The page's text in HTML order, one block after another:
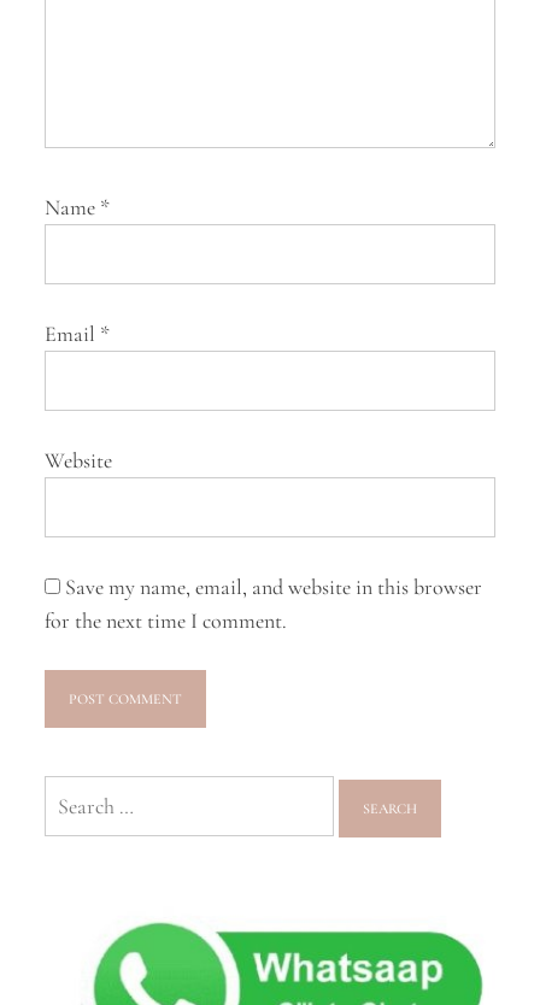
Name *
Email *
Website
Save my name, email, and website in this browser
for the next time I comment.